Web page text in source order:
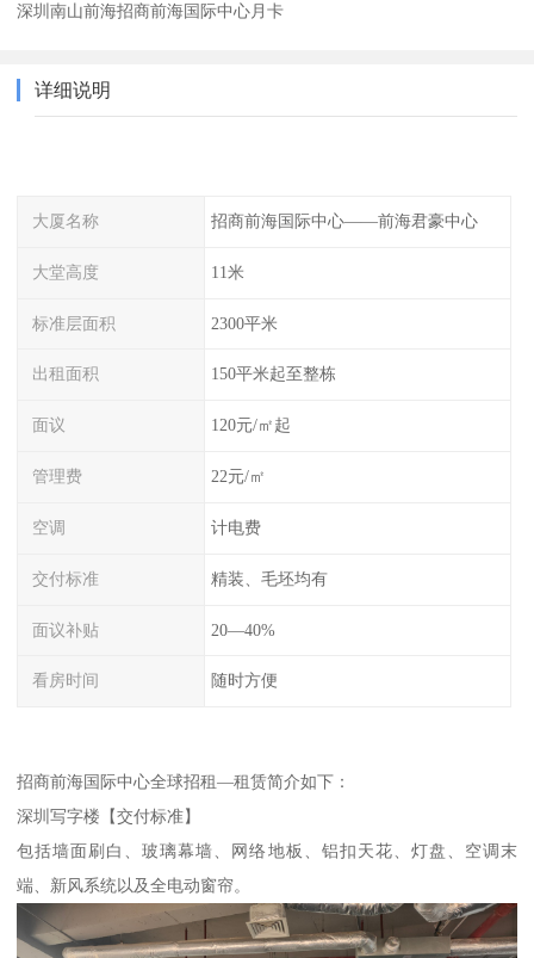
深圳南山前海招商前海国际中心月卡
详细说明
大厦名称 招商前海国际中心——前海君豪中心
大堂高度 11米
标准层面积 2300平米
出租面积 150平米起至整栋
面议 120元/㎡起
管理费 22元/㎡
空调 计电费
交付标准 精装、毛坯均有
面议补贴 20—40%
看房时间 随时方便
招商前海国际中心全球招租—租赁简介如下：
深圳写字楼【交付标准】
包括墙面刷白、玻璃幕墙、网络地板、铝扣天花、灯盘、空调末
端、新风系统以及全电动窗帘。